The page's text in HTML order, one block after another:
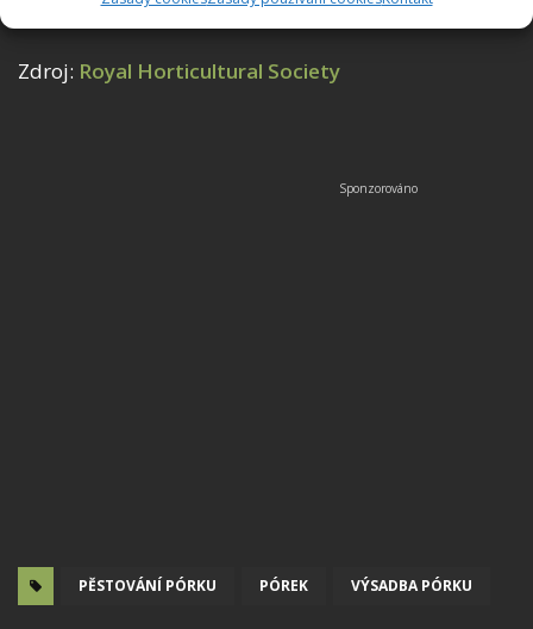
zelenou část.
Zdroj: Royal Horticultural Society
PĚSTOVÁNÍ PÓRKU PÓREK VÝSADBA PÓRKU